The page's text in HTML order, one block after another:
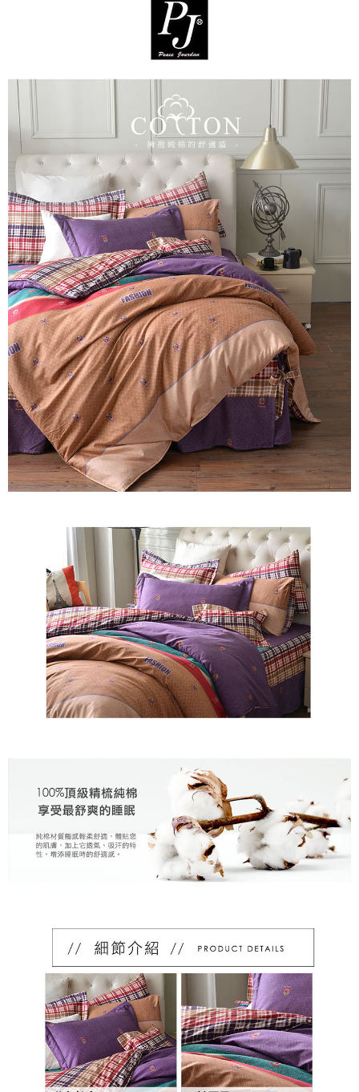
※ 交易是否成功請以「AFTEE先享後付 」之結帳頁面顯示為準，若有關於
是否繳費成功／繳費後需取消欲退款等相關疑問，請聯繫「AFTEE先享後付
https://netprotections.freshdesk.com/support/home
１．透過由恩沛科技股份有限公司提供之「AFTEE先享後付」服務完成之交
易，需依本服務之必要範圍內提供個人資料，並將交易相關給付款項請求債
權轉讓予恩沛科技股份有限公司。
２．關於個人資料處理事宜，請瀏覽以下網址：
https://aftee.tw/terms/#terms3
３．未成年的使用者請事先徵得法定代理人或監護人之同意方可使用
「AFTEE先享後付」，若未經同意申辦者引起之損失，本公司不負相關責
任。
４．使用「AFTEE先享後付」時，將依據個別帳號之用戶狀況，依本公司即
時審查核予不同之上限額度；若仍有額度不足之情形，本公司將視審查結果
請求用戶進行身份認證。
５．嚴禁一人註冊多個帳號或使用他人資訊註冊。若發現惡意使用之情形，
恩沛科技股份有限公司將有權停止該用戶之使用額度並採取法律行動。